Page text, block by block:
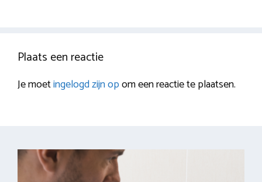
Plaats een reactie
Je moetingelogd zijn opom een reactie te plaatsen.